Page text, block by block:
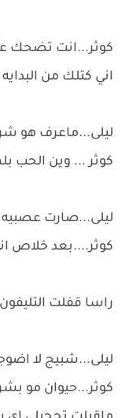
كوثر...انت تضحك
اني كتلك من
ليلى...ماعرف هو
كوثر ... وين الحب
ليلى...صارت عصبيه
كوثر....بعد خلاص
راسا قفلت
ليلى...شبيج لا
كوثر...حيوان مو